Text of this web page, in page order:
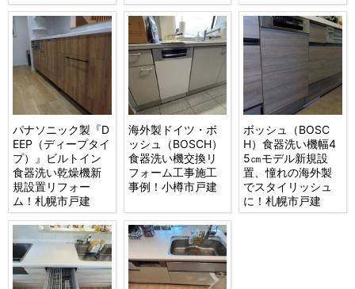
パナソニック製『D
EEP（ディープタイ
プ）』ビルトイン
食器洗い乾燥機新
規設置リフォー
ム！札幌市戸建
海外製ドイツ・ボ
ッシュ（BOSCH）
食器洗い機交換リ
フォーム工事施工
事例！小樽市戸建
ボッシュ（BOSC
H）食器洗い機幅4
5㎝モデル新規設
置、憧れの海外製
でスタイリッシュ
に！札幌市戸建